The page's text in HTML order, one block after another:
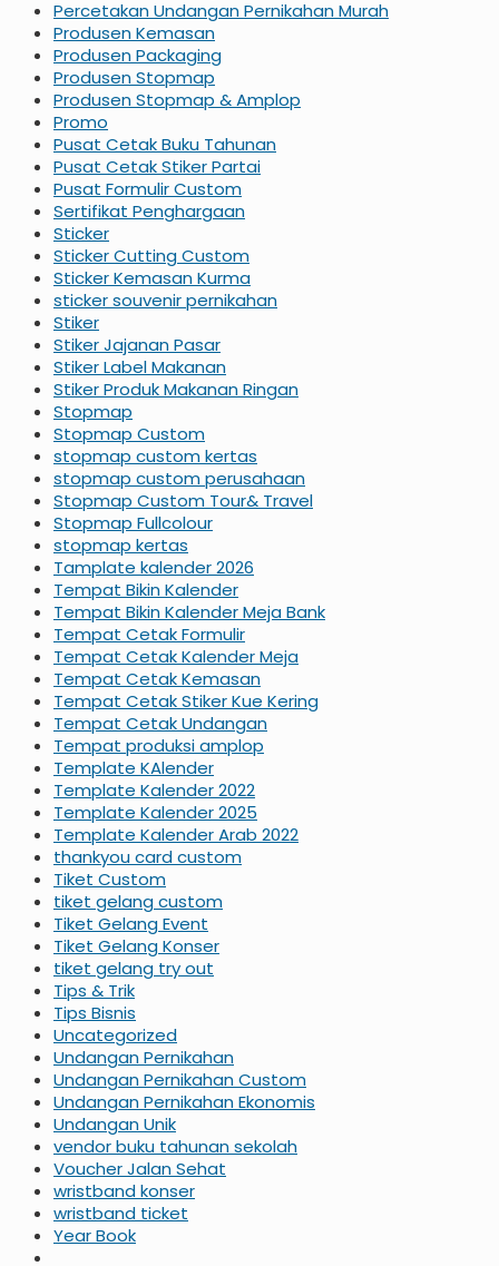
Percetakan Undangan Pernikahan Murah
Produsen Kemasan
Produsen Packaging
Produsen Stopmap
Produsen Stopmap & Amplop
Promo
Pusat Cetak Buku Tahunan
Pusat Cetak Stiker Partai
Pusat Formulir Custom
Sertifikat Penghargaan
Sticker
Sticker Cutting Custom
Sticker Kemasan Kurma
sticker souvenir pernikahan
Stiker
Stiker Jajanan Pasar
Stiker Label Makanan
Stiker Produk Makanan Ringan
Stopmap
Stopmap Custom
stopmap custom kertas
stopmap custom perusahaan
Stopmap Custom Tour& Travel
Stopmap Fullcolour
stopmap kertas
Tamplate kalender 2026
Tempat Bikin Kalender
Tempat Bikin Kalender Meja Bank
Tempat Cetak Formulir
Tempat Cetak Kalender Meja
Tempat Cetak Kemasan
Tempat Cetak Stiker Kue Kering
Tempat Cetak Undangan
Tempat produksi amplop
Template KAlender
Template Kalender 2022
Template Kalender 2025
Template Kalender Arab 2022
thankyou card custom
Tiket Custom
tiket gelang custom
Tiket Gelang Event
Tiket Gelang Konser
tiket gelang try out
Tips & Trik
Tips Bisnis
Uncategorized
Undangan Pernikahan
Undangan Pernikahan Custom
Undangan Pernikahan Ekonomis
Undangan Unik
vendor buku tahunan sekolah
Voucher Jalan Sehat
wristband konser
wristband ticket
Year Book